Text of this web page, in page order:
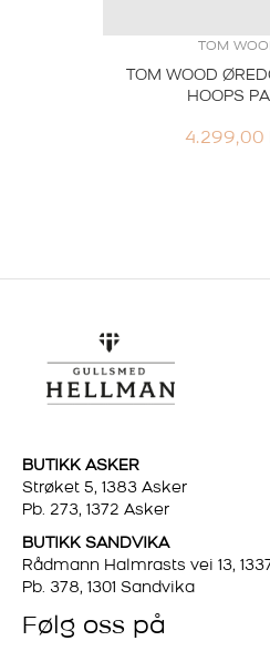
TOM
TOM WOOD
HOOPS
4.299,00
BUTIKK ASKER
Strøket 5, 1383 Asker
Pb. 273, 1372 Asker
BUTIKK SANDVIKA
Rådmann Halmrasts vei 13,
Pb. 378, 1301 Sandvika
Følg oss på